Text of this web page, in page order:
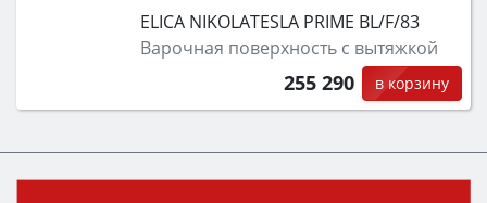
ELICA NIKOLATESLA PRIME BL/F/83
Варочная поверхность с вытяжкой
255 290 в корзину